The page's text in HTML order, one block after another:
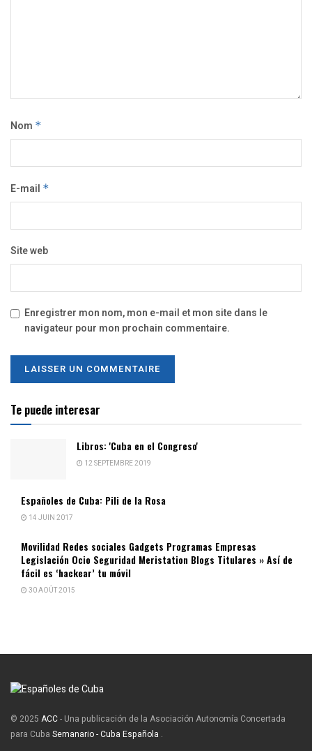
Nom *
E-mail *
Site web
Enregistrer mon nom, mon e-mail et mon site dans le
navigateur pour mon prochain commentaire.
Te puede interesar
Libros: 'Cuba en el Congreso'
12 SEPTEMBRE 2019
Españoles de Cuba: Pili de la Rosa
14 JUIN 2017
Movilidad Redes sociales Gadgets Programas Empresas
Legislación Ocio Seguridad Meristation Blogs Titulares » Así de
fácil es ‘hackear’ tu móvil
30 AOÛT 2015
© 2025 ACC- Una publicación de la Asociación Autonomía Concertada
para Cuba Semanario - Cuba Española .